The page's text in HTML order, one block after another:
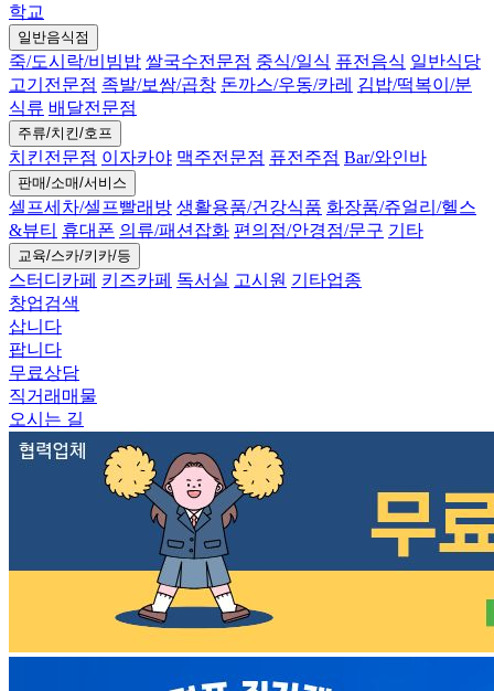
학교
일반음식점
죽/도시락/비빔밥 쌀국수전문점 중식/일식 퓨전음식 일반식당
고기전문점 족발/보쌈/곱창 돈까스/우동/카레 김밥/떡복이/분
식류 배달전문점
주류/치킨/호프
치킨전문점 이자카야 맥주전문점 퓨전주점 Bar/와인바
판매/소매/서비스
셀프세차/셀프빨래방 생활용품/건강식품 화장품/쥬얼리/헬스
&뷰티 휴대폰 의류/패션잡화 편의점/안경점/문구 기타
교육/스카/키카/등
스터디카페 키즈카페 독서실 고시원 기타업종
창업검색
삽니다
팝니다
무료상담
직거래매물
오시는 길